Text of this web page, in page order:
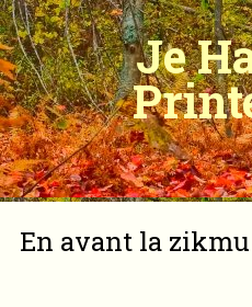
Je
En avant la zikmu